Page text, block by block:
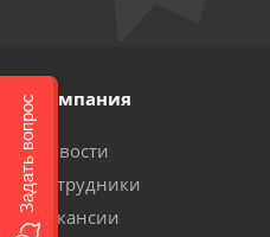
Компания
Новости
Сотрудники
Вакансии
Задать вопрос